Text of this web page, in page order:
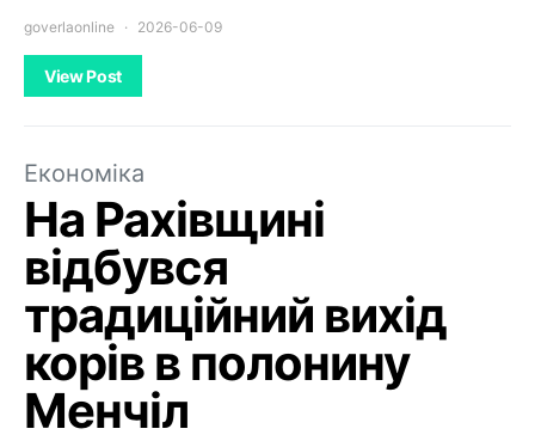
goverlaonline 2026-06-09
View Post
Економіка
На Рахівщині
відбувся
традиційний вихід
корів в полонину
Менчіл